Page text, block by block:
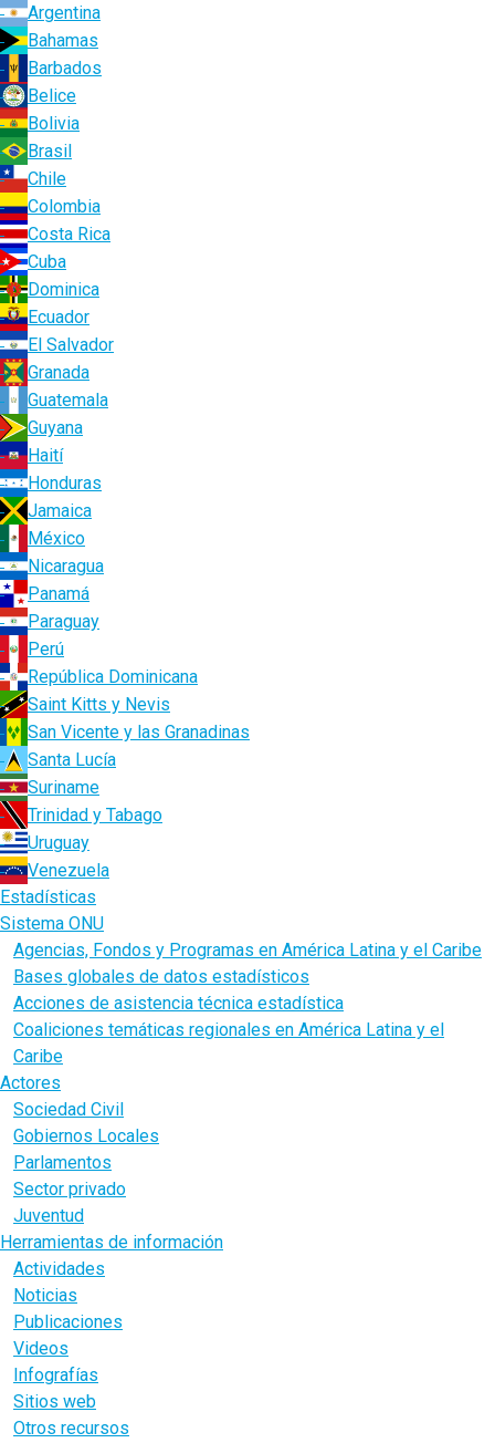
Argentina
Bahamas
Barbados
Belice
Bolivia
Brasil
Chile
Colombia
Costa Rica
Cuba
Dominica
Ecuador
El Salvador
Granada
Guatemala
Guyana
Haití
Honduras
Jamaica
México
Nicaragua
Panamá
Paraguay
Perú
República Dominicana
Saint Kitts y Nevis
San Vicente y las Granadinas
Santa Lucía
Suriname
Trinidad y Tabago
Uruguay
Venezuela
Estadísticas
Sistema ONU
Agencias, Fondos y Programas en América Latina y el Caribe
Bases globales de datos estadísticos
Acciones de asistencia técnica estadística
Coaliciones temáticas regionales en América Latina y el
Caribe
Actores
Sociedad Civil
Gobiernos Locales
Parlamentos
Sector privado
Juventud
Herramientas de información
Actividades
Noticias
Publicaciones
Videos
Infografías
Sitios web
Otros recursos